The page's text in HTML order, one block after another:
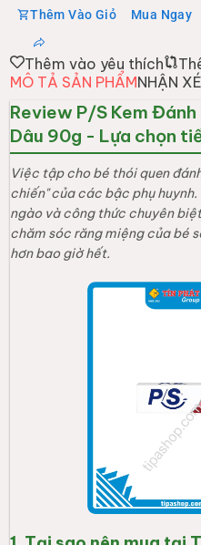
Thêm Vào Giỏ Mua Ngay
Thêm vào yêu thích
MÔ TẢ SẢN PHẨMNHẬN
Review P/S Kem
Dâu 90g - Lựa chọn
Việc tập cho bé thói quen
chiến" của các bậc phụ
ngào và công thức chuyên
chăm sóc răng miệng của bé
hơn bao giờ hết.